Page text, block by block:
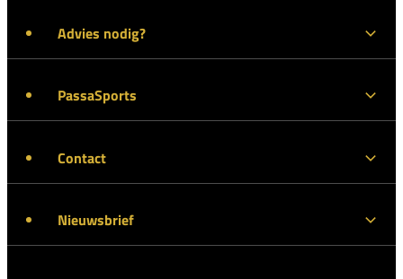
Advies nodig?
PassaSports
Contact
Nieuwsbrief